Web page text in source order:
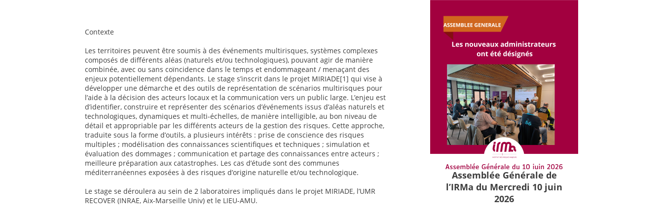
Contexte
Les territoires peuvent être soumis à des événements multirisques, systèmes complexes
composés de différents aléas (naturels et/ou technologiques), pouvant agir de manière
combinée, avec ou sans coïncidence dans le temps et endommageant / menaçant des
enjeux potentiellement dépendants. Le stage s’inscrit dans le projet MIRIADE[1] qui vise à
développer une démarche et des outils de représentation de scénarios multirisques pour
l’aide à la décision des acteurs locaux et la communication vers un public large. L’enjeu est
d’identifier, construire et représenter des scénarios d’événements issus d’aléas naturels et
technologiques, dynamiques et multi-échelles, de manière intelligible, au bon niveau de
détail et appropriable par les différents acteurs de la gestion des risques. Cette approche,
traduite sous la forme d’outils, a plusieurs intérêts : prise de conscience des risques
multiples ; modélisation des connaissances scientifiques et techniques ; simulation et
évaluation des dommages ; communication et partage des connaissances entre acteurs ;
meilleure préparation aux catastrophes. Les cas d’étude sont des communes
méditerranéennes exposées à des risques d’origine naturelle et/ou technologique.
Le stage se déroulera au sein de 2 laboratoires impliqués dans le projet MIRIADE, l’UMR
RECOVER (INRAE, Aix-Marseille Univ) et le LIEU-AMU.
Assemblée Générale de
l’IRMa du Mercredi 10 juin
2026